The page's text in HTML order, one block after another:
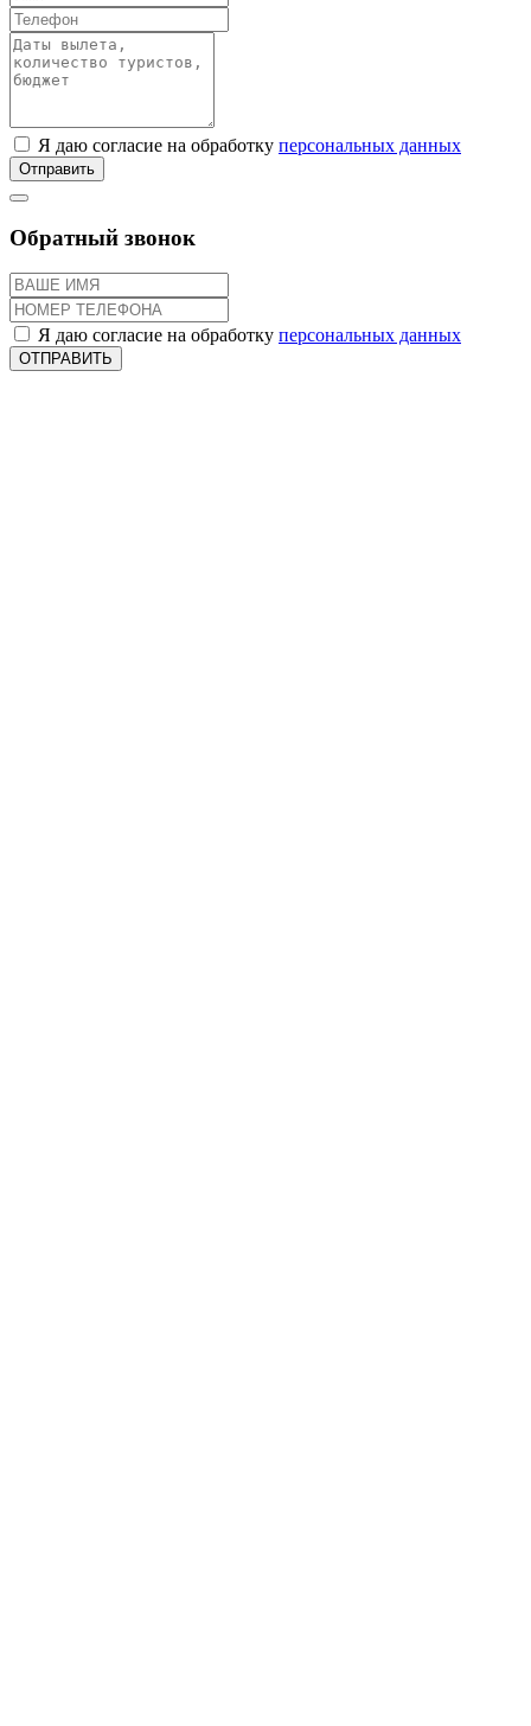
Я даю согласие на обработку персональных данных
Отправить
Обратный звонок
Я даю согласие на обработку персональных данных
ОТПРАВИТЬ